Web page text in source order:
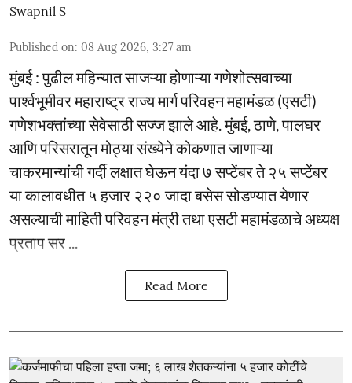
Swapnil S
Published on: 08 Aug 2026, 3:27 am
मुंबई : पुढील महिन्यात साजऱ्या होणाऱ्या गणेशोत्सवाच्या
पार्श्वभूमीवर महाराष्ट्र राज्य मार्ग परिवहन महामंडळ (एसटी)
गणेशभक्तांच्या सेवेसाठी सज्ज झाले आहे. मुंबई, ठाणे, पालघर
आणि परिसरातून मोठ्या संख्येने कोकणात जाणाऱ्या
चाकरमान्यांची गर्दी लक्षात घेऊन यंदा ७ सप्टेंबर ते २५ सप्टेंबर
या कालावधीत ५ हजार २२० जादा बसेस सोडण्यात येणार
असल्याची माहिती परिवहन मंत्री तथा एसटी महामंडळाचे अध्यक्ष
प्रताप सर ...
Read More